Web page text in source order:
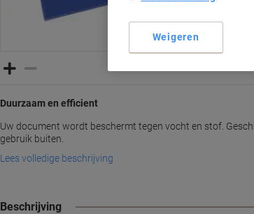
Duurzaam en efficient
Uw document wordt beschermt tegen vocht en stof.
gebruik buiten.
Lees volledige beschrijving
Beschrijving
Weigeren